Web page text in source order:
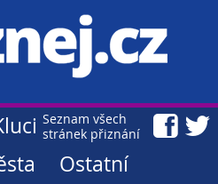
Seznam všech
stránek přiznání
Ostatní